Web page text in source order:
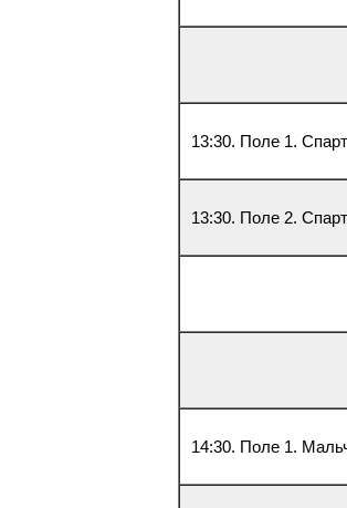
13:30. Поле 1.
13:30. Поле 2.
14:30. Поле 1.